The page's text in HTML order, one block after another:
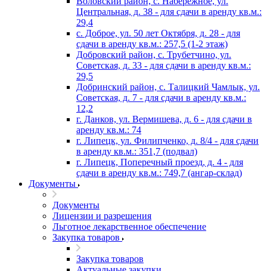
Центральная, д. 38 - для сдачи в аренду кв.м.:
29,4
с. Доброе, ул. 50 лет Октября, д. 28 - для
сдачи в аренду кв.м.: 257,5 (1-2 этаж)
Добровский район, с. Трубетчино, ул.
Советская, д. 33 - для сдачи в аренду кв.м.:
29,5
Добринский район, с. Талицкий Чамлык, ул.
Советская, д. 7 - для сдачи в аренду кв.м.:
12,2
г. Данков, ул. Вермишева, д. 6 - для сдачи в
аренду кв.м.: 74
г. Липецк, ул. Филипченко, д. 8/4 - для сдачи
в аренду кв.м.: 351,7 (подвал)
г. Липецк, Поперечный проезд, д. 4 - для
сдачи в аренду кв.м.: 749,7 (ангар-склад)
Документы
Документы
Лицензии и разрешения
Льготное лекарственное обеспечение
Закупка товаров
Закупка товаров